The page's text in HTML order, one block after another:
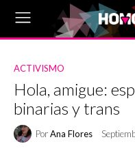
ACTIVISMO
Hola, amigue:
binarias y trans
PorAna Flores